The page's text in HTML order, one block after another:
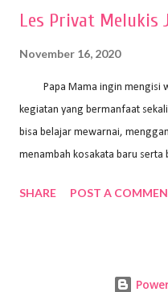
Les Privat Melukis
November 16, 2020
Papa Mama ingin mengisi
kegiatan yang bermanfaat
bisa belajar mewarnai,
menambah kosakata baru
kok untuk mengajar dengan
SHARE POST A